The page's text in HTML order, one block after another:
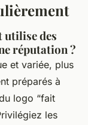
utilise des
réputation ?
et variée, plus
préparés à
logo “fait
les